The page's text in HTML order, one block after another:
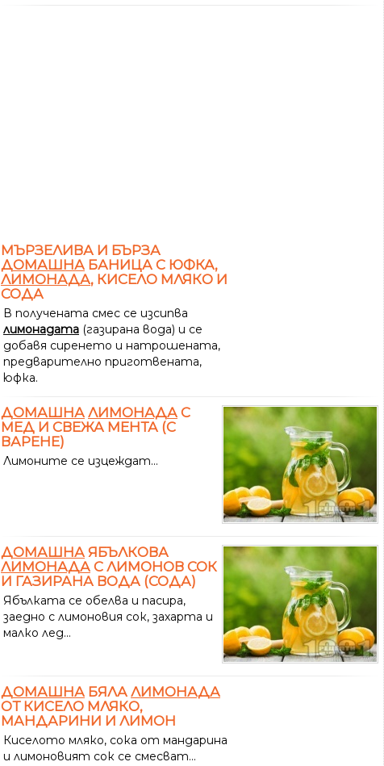
МЪРЗЕЛИВА И БЪРЗА
ДОМАШНА БАНИЦА С ЮФКА,
ЛИМОНАДА, КИСЕЛО МЛЯКО И
СОДА
В получената смес се изсипва
лимонадата (газирана вода) и се
добавя сиренето и натрошената,
предварително приготвената,
юфка.
ДОМАШНА ЛИМОНАДА С
МЕД И СВЕЖА МЕНТА (С
ВАРЕНЕ)
Лимоните се изцеждат...
ДОМАШНА ЯБЪЛКОВА
ЛИМОНАДА С ЛИМОНОВ СОК
И ГАЗИРАНА ВОДА (СОДА)
Ябълката се обелва и пасира,
заедно с лимоновия сок, захарта и
малко лед...
ДОМАШНА БЯЛА ЛИМОНАДА
ОТ КИСЕЛО МЛЯКО,
МАНДАРИНИ И ЛИМОН
Киселото мляко, сока от мандарина
и лимоновият сок се смесват...